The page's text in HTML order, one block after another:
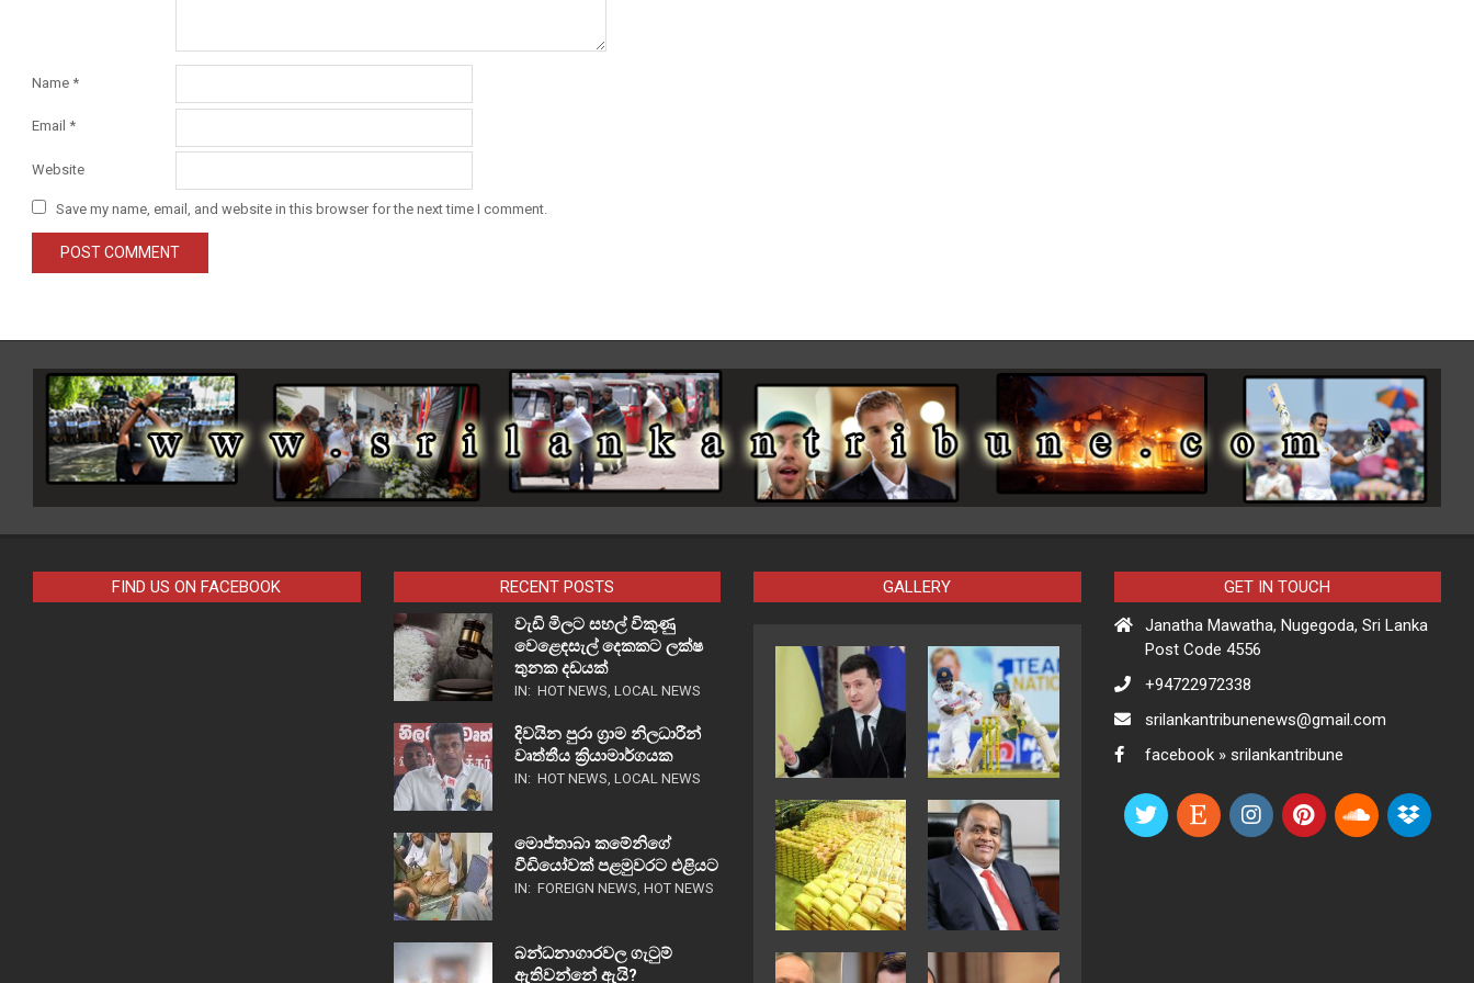
Name *
Email *
Website
Save my name, email, and website in this browser for the next time I comment.
FIND US ON FACEBOOK
RECENT POSTS
වැඩි මිලට සහල් විකුණු
වෙළෙඳසැල් දෙකකට ලක්ෂ
තුනක දඩයක්
IN: HOT NEWS, LOCAL NEWS
දිවයින පුරා ග්‍රාම නිලධාරීන්
වෘත්තීය ක්‍රියාමාර්ගයක
IN: HOT NEWS, LOCAL NEWS
මොජ්තාබා කමේනිගේ
වීඩියෝවක් පළමුවරට එළියට
IN: FOREIGN NEWS, HOT NEWS
බන්ධනාගාරවල ගැටුම්
ඇතිවන්නේ ඇයි?
GALLERY
GET IN TOUCH
Janatha Mawatha, Nugegoda, Sri Lanka
Post Code 4556
+94722972338
srilankantribunenews@gmail.com
facebook » srilankantribune